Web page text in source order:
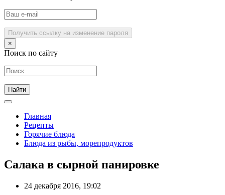
Получить ссылку на изменение пароля
×
Поиск по сайту
Главная
Рецепты
Горячие блюда
Блюда из рыбы, морепродуктов
Салака в сырной панировке
24 декабря 2016, 19:02